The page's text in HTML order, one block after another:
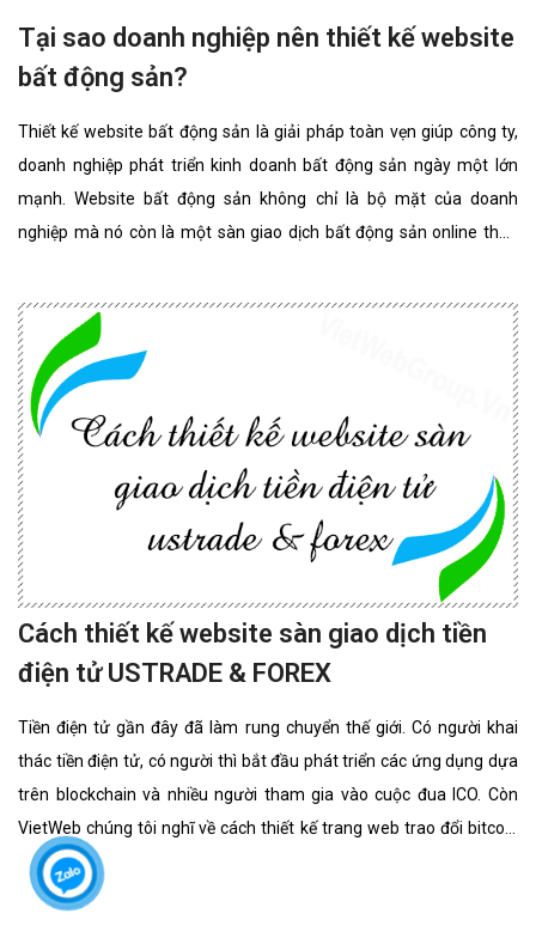
Cách thiết kế website sàn giao dịch tiền
điện tử USTRADE & FOREX
Tiền điện tử gần đây đã làm rung chuyển thế giới. Có người khai
thác tiền điện tử, có người thì bắt đầu phát triển các ứng dụng dựa
trên blockchain và nhiều người tham gia vào cuộc đua ICO. Còn
VietWeb chúng tôi nghĩ về cách thiết kế trang web trao đổi bitcoin
cho riêng bạn.
Thiết kế website spa, thẩm mỹ viện
chuyên nghiệp
Dịch vụ thiết kế website spa, thẩm mỹ viện của chúng tôi không